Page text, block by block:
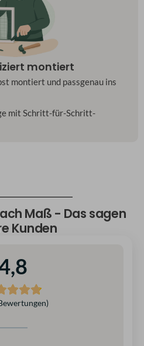
montiert
montiert und passgenau ins
mit Schritt-für-Schritt-
Maß - Das sagen
Kunden